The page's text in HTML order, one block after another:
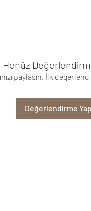
Henüz
paylaşın. İlk
Değerlendirme Yap